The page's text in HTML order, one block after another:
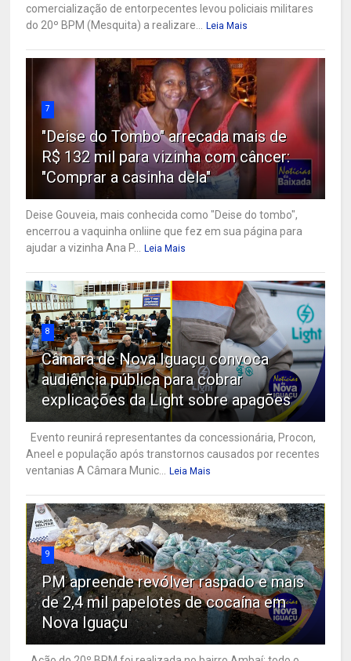
comercialização de entorpecentes levou policiais militares
do 20º BPM (Mesquita) a realizare... Leia Mais
7
"Deise do Tombo" arrecada mais de
R$ 132 mil para vizinha com câncer:
"Comprar a casinha dela"
Deise Gouveia, mais conhecida como "Deise do tombo",
encerrou a vaquinha onliine que fez em sua página para
ajudar a vizinha Ana P... Leia Mais
8
Câmara de Nova Iguaçu convoca
audiência pública para cobrar
explicações da Light sobre apagões
Evento reunirá representantes da concessionária, Procon,
Aneel e população após transtornos causados por recentes
ventanias A Câmara Munic... Leia Mais
9
PM apreende revólver raspado e mais
de 2,4 mil papelotes de cocaína em
Nova Iguaçu